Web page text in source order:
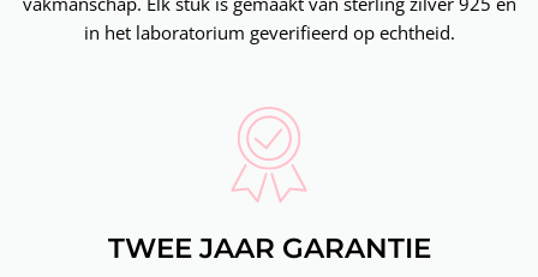
in het laboratorium geverifieerd op echtheid.
TWEE JAAR GARANTIE